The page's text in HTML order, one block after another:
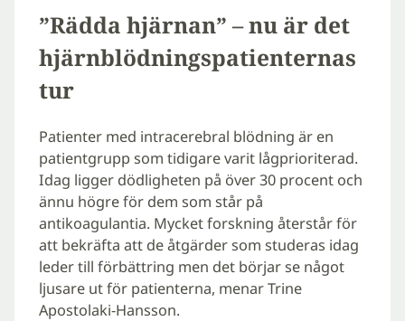
”Rädda hjärnan” – nu är det
hjärnblödningspatienternas
tur
Patienter med intracerebral blödning är en
patientgrupp som tidigare varit lågprioriterad.
Idag ligger dödligheten på över 30 procent och
ännu högre för dem som står på
antikoagulantia. Mycket forskning återstår för
att bekräfta att de åtgärder som studeras idag
leder till förbättring men det börjar se något
ljusare ut för patienterna, menar Trine
Apostolaki-Hansson.